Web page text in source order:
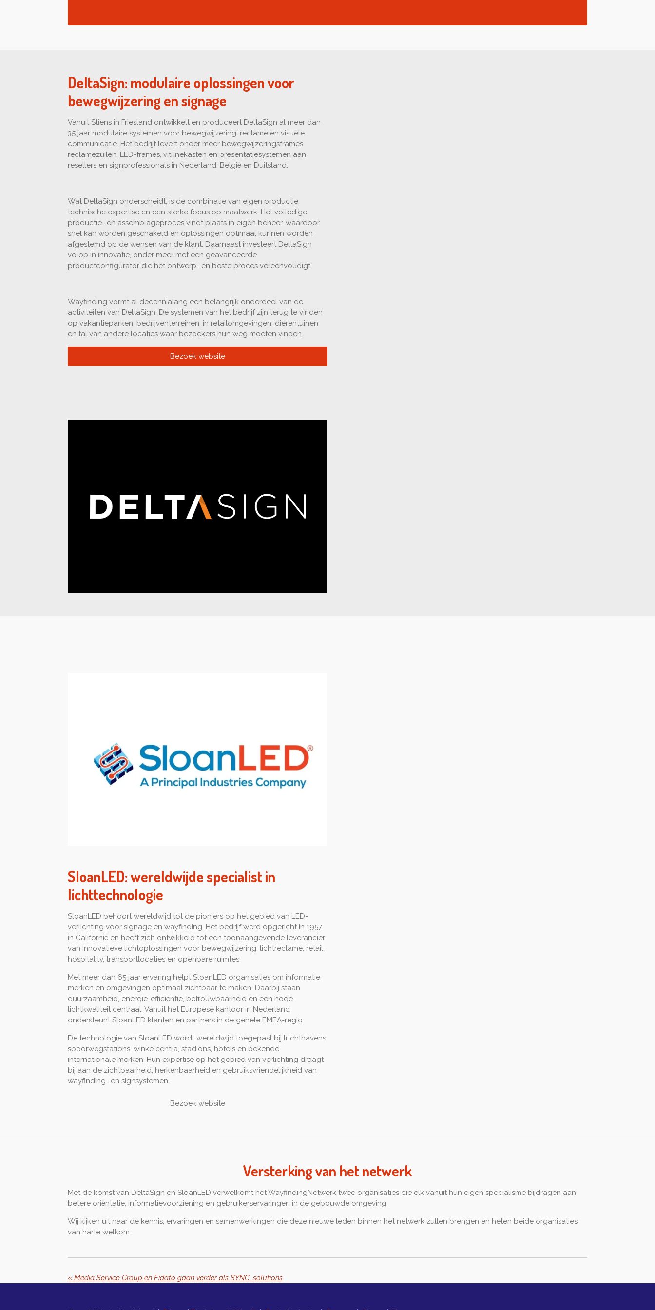
DeltaSign: modulaire oplossingen voor
bewegwijzering en signage
Vanuit Stiens in Friesland ontwikkelt en produceert DeltaSign al meer dan
35 jaar modulaire systemen voor bewegwijzering, reclame en visuele
communicatie. Het bedrijf levert onder meer bewegwijzeringsframes,
reclamezuilen, LED-frames, vitrinekasten en presentatiesystemen aan
resellers en signprofessionals in Nederland, België en Duitsland.
Wat DeltaSign onderscheidt, is de combinatie van eigen productie,
technische expertise en een sterke focus op maatwerk. Het volledige
productie- en assemblageproces vindt plaats in eigen beheer, waardoor
snel kan worden geschakeld en oplossingen optimaal kunnen worden
afgestemd op de wensen van de klant. Daarnaast investeert DeltaSign
volop in innovatie, onder meer met een geavanceerde
productconfigurator die het ontwerp- en bestelproces vereenvoudigt.
Wayfinding vormt al decennialang een belangrijk onderdeel van de
activiteiten van DeltaSign. De systemen van het bedrijf zijn terug te vinden
op vakantieparken, bedrijventerreinen, in retailomgevingen, dierentuinen
en tal van andere locaties waar bezoekers hun weg moeten vinden.
Bezoek website
SloanLED: wereldwijde specialist in
lichttechnologie
SloanLED behoort wereldwijd tot de pioniers op het gebied van LED-
verlichting voor signage en wayfinding. Het bedrijf werd opgericht in 1957
in Californië en heeft zich ontwikkeld tot een toonaangevende leverancier
van innovatieve lichtoplossingen voor bewegwijzering, lichtreclame, retail,
hospitality, transportlocaties en openbare ruimtes.
Met meer dan 65 jaar ervaring helpt SloanLED organisaties om informatie,
merken en omgevingen optimaal zichtbaar te maken. Daarbij staan
duurzaamheid, energie-efficiëntie, betrouwbaarheid en een hoge
lichtkwaliteit centraal. Vanuit het Europese kantoor in Nederland
ondersteunt SloanLED klanten en partners in de gehele EMEA-regio.
De technologie van SloanLED wordt wereldwijd toegepast bij luchthavens,
spoorwegstations, winkelcentra, stadions, hotels en bekende
internationale merken. Hun expertise op het gebied van verlichting draagt
bij aan de zichtbaarheid, herkenbaarheid en gebruiksvriendelijkheid van
wayfinding- en signsystemen.
Bezoek website
Versterking van het netwerk
Met de komst van DeltaSign en SloanLED verwelkomt het WayfindingNetwerk twee organisaties die elk vanuit hun eigen specialisme bijdragen aan
betere oriëntatie, informatievoorziening en gebruikerservaringen in de gebouwde omgeving.
Wij kijken uit naar de kennis, ervaringen en samenwerkingen die deze nieuwe leden binnen het netwerk zullen brengen en heten beide organisaties
van harte welkom.
« Media Service Group en Fidato gaan verder als SYNC. solutions